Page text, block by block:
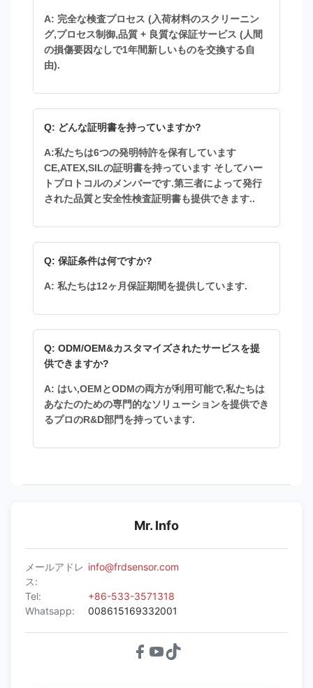
A: 完全な検査プロセス (入荷材料のスクリーニン
グ,プロセス制御,品質 + 良質な保証サービス (人間
の損傷要因なしで1年間新しいものを交換する自
由).
Q: どんな証明書を持っていますか?
A:私たちは6つの発明特許を保有しています
CE,ATEX,SILの証明書を持っています そしてハー
トプロトコルのメンバーです.第三者によって発行
された品質と安全性検査証明書も提供できます..
Q: 保証条件は何ですか?
A: 私たちは12ヶ月保証期間を提供しています.
Q: ODM/OEM&カスタマイズされたサービスを提
供できますか?
A: はい,OEMとODMの両方が利用可能で,私たちは
あなたのための専門的なソリューションを提供でき
るプロのR&D部門を持っています.
Mr. Info
メールアドレ
ス:
info@frdsensor.com
Tel:
+86-533-3571318
Whatsapp:
008615169332001